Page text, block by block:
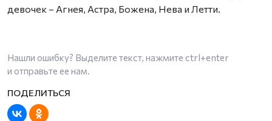
девочек – Агнея, Астра, Божена, Нева и Летти.
Нашли ошибку? Выделите текст, нажмите ctrl+enter
и отправьте ее нам.